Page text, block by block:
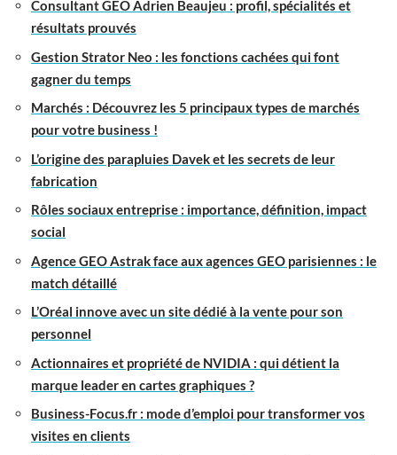
Consultant GEO Adrien Beaujeu : profil, spécialités et
résultats prouvés
Gestion Strator Neo : les fonctions cachées qui font
gagner du temps
Marchés : Découvrez les 5 principaux types de marchés
pour votre business !
L’origine des parapluies Davek et les secrets de leur
fabrication
Rôles sociaux entreprise : importance, définition, impact
social
Agence GEO Astrak face aux agences GEO parisiennes : le
match détaillé
L’Oréal innove avec un site dédié à la vente pour son
personnel
Actionnaires et propriété de NVIDIA : qui détient la
marque leader en cartes graphiques ?
Business-Focus.fr : mode d’emploi pour transformer vos
visites en clients